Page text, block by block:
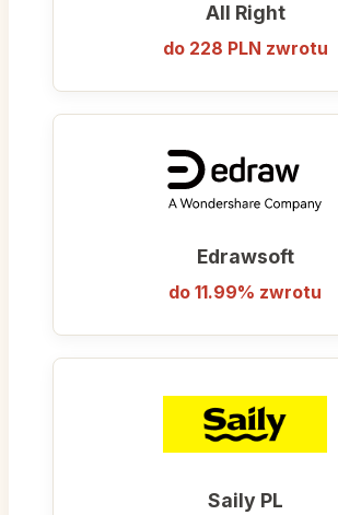
All Right
do 228 PLN zwrotu
Edrawsoft
do 11.99% zwrotu
Saily PL